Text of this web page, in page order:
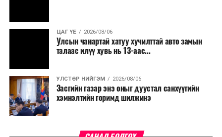
сургалтыг цахим хэлбэрт шилжүүлэх, төрийн албан
хаагчдыг зарим өдрүүдэд цахимаар ажиллуулах арга
хэмжээг үргэлжлүүлэхийг үүрэг болголоо.
Төсвийн сахилга бат сайжирч, эдийн засгийн нөхцөл
байдал хэвийн болсон тохиолдолд эдгээр
хязгаарлалтыг үе шаттайгаар сулруулах юм.
ЦАГ ҮЕ 2026/08/06
Улсын чанартай хатуу хучилттай авто замын
талаас илүү хувь нь 13-аас...
УЛСТӨР НИЙГЭМ 2026/08/06
Засгийн газар энэ оныг дуустал санхүүгийн
хэмнэлтийн горимд шилжинэ